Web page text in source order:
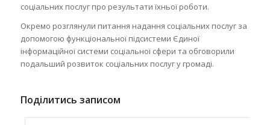
соціальних послуг про результати їхньої роботи.
Окремо розглянули питання надання соціальних послуг за
допомогою функціональної підсистеми Єдиної
інформаційної системи соціальної сфери та обговорили
подальший розвиток соціальних послуг у громаді.
Поділитись записом